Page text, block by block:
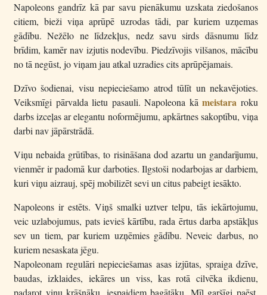
Napoleons gandrīz kā par savu pienākumu uzskata ziedošanos
citiem, bieži viņa aprūpē uzrodas tādi, par kuriem uzņemas
gādību. Nežēlo ne līdzekļus, nedz savu sirds dāsnumu līdz
brīdim, kamēr nav izjutis nodevību. Piedzīvojis vilšanos, mācību
no tā negūst, jo viņam jau atkal uzradies cits aprūpējamais.
Dzīvo šodienai, visu nepieciešamo atrod tūlīt un nekavējoties.
Veiksmīgi pārvalda lietu pasauli. Napoleona kāmeistararoku
darbs izceļas ar elegantu noformējumu, apkārtnes sakoptību, viņa
darbi nav jāpārstrādā.
Viņu nebaida grūtības, to risināšana dod azartu un gandarījumu,
vienmēr ir padomā kur darboties. Ilgstoši nodarbojas ar darbiem,
kuri viņu aizrauj, spēj mobilizēt sevi un citus pabeigt iesākto.
Napoleons ir estēts. Viņš smalki uztver telpu, tās iekārtojumu,
veic uzlabojumus, pats ievieš kārtību, rada ērtus darba apstākļus
sev un tiem, par kuriem uzņēmies gādību. Neveic darbus, no
kuriem nesaskata jēgu.
Napoleonam regulāri nepieciešamas asas izjūtas, spraiga dzīve,
baudas, izklaides, iekāres un viss, kas rotā cilvēka ikdienu,